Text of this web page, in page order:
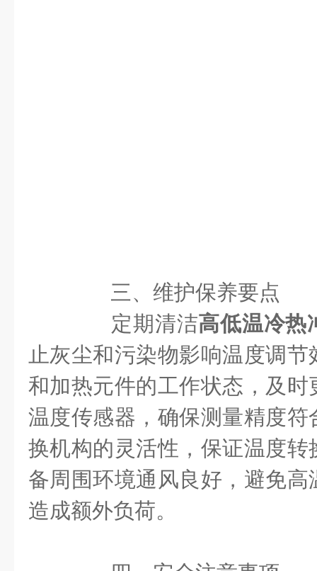
三、维护保养要点
定期清洁高低温冷热
止灰尘和污染物影响温度调
和加热元件的工作状态，及
温度传感器，确保测量精度
换机构的灵活性，保证温度
备周围环境通风良好，避免
造成额外负荷。